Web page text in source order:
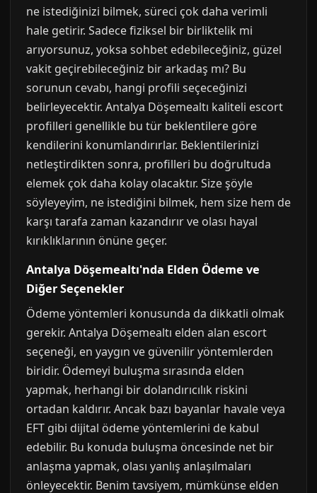
ne istediğinizi bilmek, süreci çok daha verimli
hale getirir. Sadece fiziksel bir birliktelik mi
arıyorsunuz, yoksa sohbet edebileceğiniz, güzel
vakit geçirebileceğiniz bir arkadaş mı? Bu
sorunun cevabı, hangi profili seçeceğinizi
belirleyecektir. Antalya Döşemealtı kaliteli escort
profilleri genellikle bu tür beklentilere göre
kendilerini konumlandırırlar. Beklentilerinizi
netleştirdikten sonra, profilleri bu doğrultuda
elemek çok daha kolay olacaktır. Size şöyle
söyleyeyim, ne istediğini bilmek, hem size hem de
karşı tarafa zaman kazandırır ve olası hayal
kırıklıklarının önüne geçer.
Antalya Döşemealtı'nda Elden Ödeme ve
Diğer Seçenekler
Ödeme yöntemleri konusunda da dikkatli olmak
gerekir. Antalya Döşemealtı elden alan escort
seçeneği, en yaygın ve güvenilir yöntemlerden
biridir. Ödemeyi buluşma sırasında elden
yapmak, herhangi bir dolandırıcılık riskini
ortadan kaldırır. Ancak bazı bayanlar havale veya
EFT gibi dijital ödeme yöntemlerini de kabul
edebilir. Bu konuda buluşma öncesinde net bir
anlaşma yapmak, olası yanlış anlaşılmaları
önleyecektir. Benim tavsiyem, mümkünse elden